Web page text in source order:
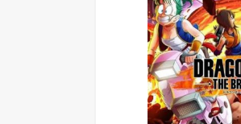
Pokemon TCG
Preventas
SEMINUEVOS
Componentes PC